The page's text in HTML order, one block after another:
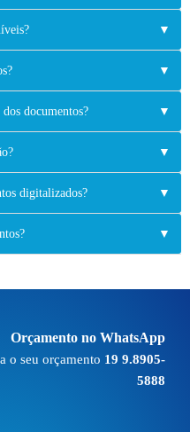
▼
▼
documentos? ▼
▼
digitalizados? ▼
▼
Orçamento no WhatsApp
o seu orçamento 19 9.8905-
5888